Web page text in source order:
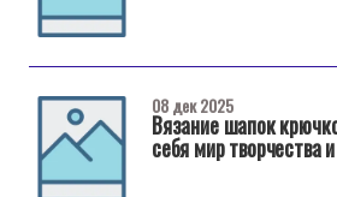
Вязание шапок
себя мир творчества
08 дек 2025